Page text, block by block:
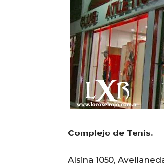
Complejo de Tenis.
Alsina 1050,